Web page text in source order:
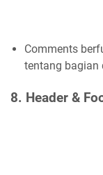
Comments
tentang bagian
8. Header &